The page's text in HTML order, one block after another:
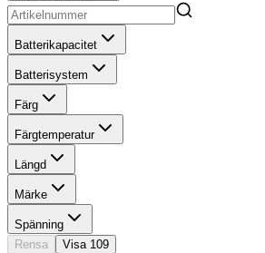
Batterikapacitet
Batterisystem
Färg
Färgtemperatur
Längd
Märke
Spänning
Rensa
Visa 109